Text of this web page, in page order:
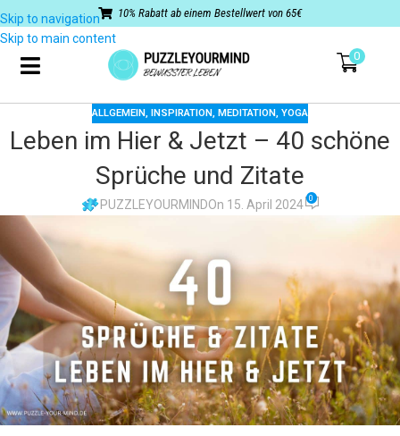
Skip to navigation
Skip to main content
10% Rabatt ab einem Bestellwert von 65€
0
ALLGEMEIN, INSPIRATION, MEDITATION, YOGA
Leben im Hier & Jetzt – 40 schöne
Sprüche und Zitate
PUZZLEYOURMINDOn 15. April 2024 0